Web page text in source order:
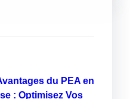
du PEA en
: Optimisez Vos